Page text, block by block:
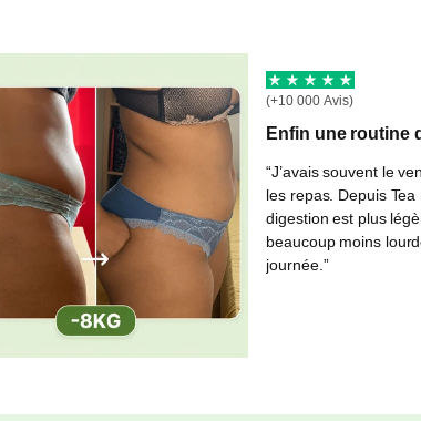
(+10 000 Avis)
Enfin une routine
“J’avais souvent le
les repas. Depuis
digestion est plus
beaucoup moins
journée.”